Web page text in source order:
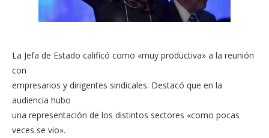
La Jefa de Estado calificó como «muy productiva» a la reunión
con
empresarios y dirigentes sindicales. Destacó que en la
audiencia hubo
una representación de los distintos sectores «como pocas
veces se vio».